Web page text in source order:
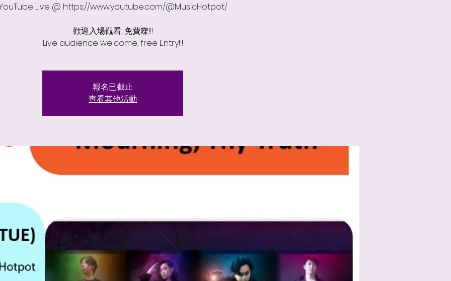
Live @ https://www.youtube.com/@MusicHotpot/
歡迎入場觀看, 免費㗎!!!
Live audience welcome, free Entry!!!
報名已截止
查看其他活動